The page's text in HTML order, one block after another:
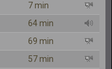
7 min
64 min
69 min
57 min